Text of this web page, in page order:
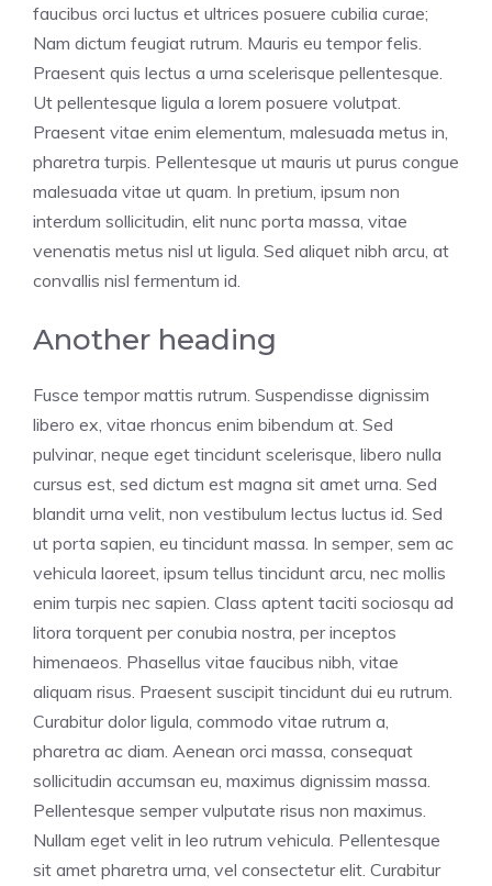
faucibus orci luctus et ultrices posuere cubilia curae;
Nam dictum feugiat rutrum. Mauris eu tempor felis.
Praesent quis lectus a urna scelerisque pellentesque.
Ut pellentesque ligula a lorem posuere volutpat.
Praesent vitae enim elementum, malesuada metus in,
pharetra turpis. Pellentesque ut mauris ut purus congue
malesuada vitae ut quam. In pretium, ipsum non
interdum sollicitudin, elit nunc porta massa, vitae
venenatis metus nisl ut ligula. Sed aliquet nibh arcu, at
convallis nisl fermentum id.
Another heading
Fusce tempor mattis rutrum. Suspendisse dignissim
libero ex, vitae rhoncus enim bibendum at. Sed
pulvinar, neque eget tincidunt scelerisque, libero nulla
cursus est, sed dictum est magna sit amet urna. Sed
blandit urna velit, non vestibulum lectus luctus id. Sed
ut porta sapien, eu tincidunt massa. In semper, sem ac
vehicula laoreet, ipsum tellus tincidunt arcu, nec mollis
enim turpis nec sapien. Class aptent taciti sociosqu ad
litora torquent per conubia nostra, per inceptos
himenaeos. Phasellus vitae faucibus nibh, vitae
aliquam risus. Praesent suscipit tincidunt dui eu rutrum.
Curabitur dolor ligula, commodo vitae rutrum a,
pharetra ac diam. Aenean orci massa, consequat
sollicitudin accumsan eu, maximus dignissim massa.
Pellentesque semper vulputate risus non maximus.
Nullam eget velit in leo rutrum vehicula. Pellentesque
sit amet pharetra urna, vel consectetur elit. Curabitur